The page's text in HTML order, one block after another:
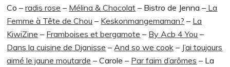
Co –radis rose – Mélina & Chocolat – Bistro de Jenna – La
Femme à Tête de Chou – Keskonmangemaman? – La
KiwiZine – Framboises et bergamote – By Acb 4 You –
Dans la cuisine de Djanisse – And so we cook – J’ai toujours
aimé le jaune moutarde – Carole – Par faim d’arômes – La